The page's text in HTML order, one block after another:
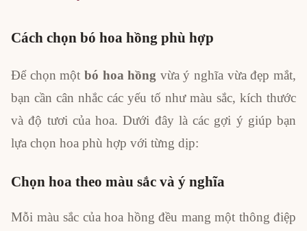
Cách chọn bó hoa hồng phù hợp
Để chọn một bó hoa hồng vừa ý nghĩa vừa đẹp mắt,
bạn cần cân nhắc các yếu tố như màu sắc, kích thước
và độ tươi của hoa. Dưới đây là các gợi ý giúp bạn
lựa chọn hoa phù hợp với từng dịp:
Chọn hoa theo màu sắc và ý nghĩa
Mỗi màu sắc của hoa hồng đều mang một thông điệp